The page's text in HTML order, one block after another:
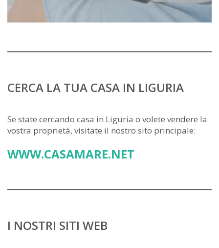
CERCA LA TUA CASA IN LIGURIA
Se state cercando casa in Liguria o volete vendere la
vostra proprietà, visitate il nostro sito principale:
WWW.CASAMARE.NET
I NOSTRI SITI WEB